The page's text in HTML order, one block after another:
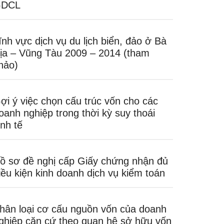
vực dịch vụ du lịch biển, đảo ở Bà
– Vũng Tàu 2009 – 2014 (tham
ý việc chọn cấu trúc vốn cho các
nghiệp trong thời kỳ suy thoái
tế
sơ đề nghị cấp Giấy chứng nhận đủ
kiện kinh doanh dịch vụ kiểm toán
loại cơ cấu nguồn vốn của doanh
căn cứ theo quan hệ sở hữu vốn